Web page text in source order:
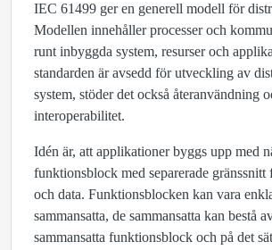
IEC 61499 ger en generell modell för
Modellen innehåller processer och
runt inbyggda system, resurser och
standarden är avsedd för utveckling av
system, stöder det också återanvändning
interoperabilitet.
Idén är, att applikationer byggs upp med
funktionsblock med separerade gränssnitt
och data. Funktionsblocken kan vara
sammansatta, de sammansatta kan bestå
sammansatta funktionsblock och på det